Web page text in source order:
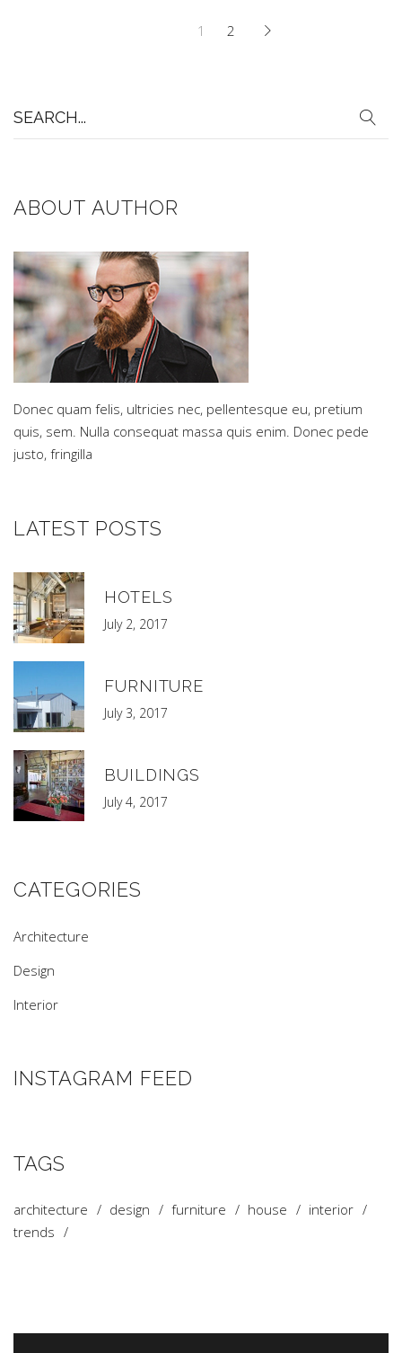
1 2
for:
ABOUT AUTHOR
Donec quam felis, ultricies nec, pellentesque eu, pretium
quis, sem. Nulla consequat massa quis enim. Donec pede
justo, fringilla
LATEST POSTS
HOTELS
July 2, 2017
FURNITURE
July 3, 2017
BUILDINGS
July 4, 2017
CATEGORIES
Architecture
Design
Interior
INSTAGRAM FEED
TAGS
architecture design furniture house
interior
trends